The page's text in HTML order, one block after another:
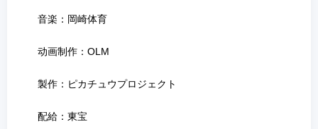
音楽：岡崎体育
动画制作：OLM
製作：ピカチュウプロジェクト
配給：東宝